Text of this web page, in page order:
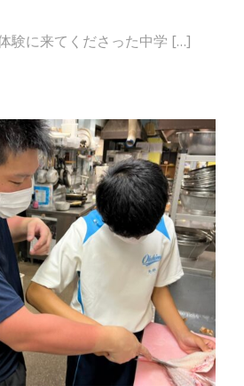
験に来てくださった中学 […]